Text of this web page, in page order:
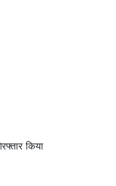
किया